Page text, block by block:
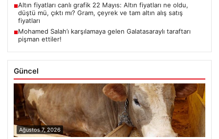
■Altın fiyatları canlı grafik 22 Mayıs: Altın fiyatları ne oldu,
düştü mü, çıktı mı? Gram, çeyrek ve tam altın alış satış
fiyatları
■Mohamed Salah’ı karşılamaya gelen Galatasaraylı taraftarı
pişman ettiler!
Güncel
Ağustos 7, 2026